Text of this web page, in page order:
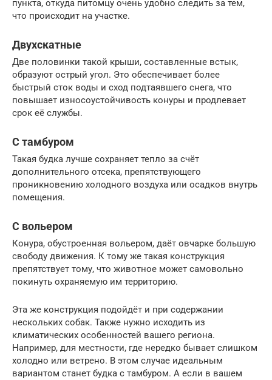
пункта, откуда питомцу очень удобно следить за тем,
что происходит на участке.
Двухскатные
Две половинки такой крыши, составленные встык,
образуют острый угол. Это обеспечивает более
быстрый сток воды и сход подтаявшего снега, что
повышает износоустойчивость конуры и продлевает
срок её службы.
С тамбуром
Такая будка лучше сохраняет тепло за счёт
дополнительного отсека, препятствующего
проникновению холодного воздуха или осадков внутрь
помещения.
С вольером
Конура, обустроенная вольером, даёт овчарке большую
свободу движения. К тому же такая конструкция
препятствует тому, что животное может самовольно
покинуть охраняемую им территорию.
Эта же конструкция подойдёт и при содержании
нескольких собак. Также нужно исходить из
климатических особенностей вашего региона.
Например, для местности, где нередко бывает слишком
холодно или ветрено. В этом случае идеальным
вариантом станет будка с тамбуром. А если в вашем